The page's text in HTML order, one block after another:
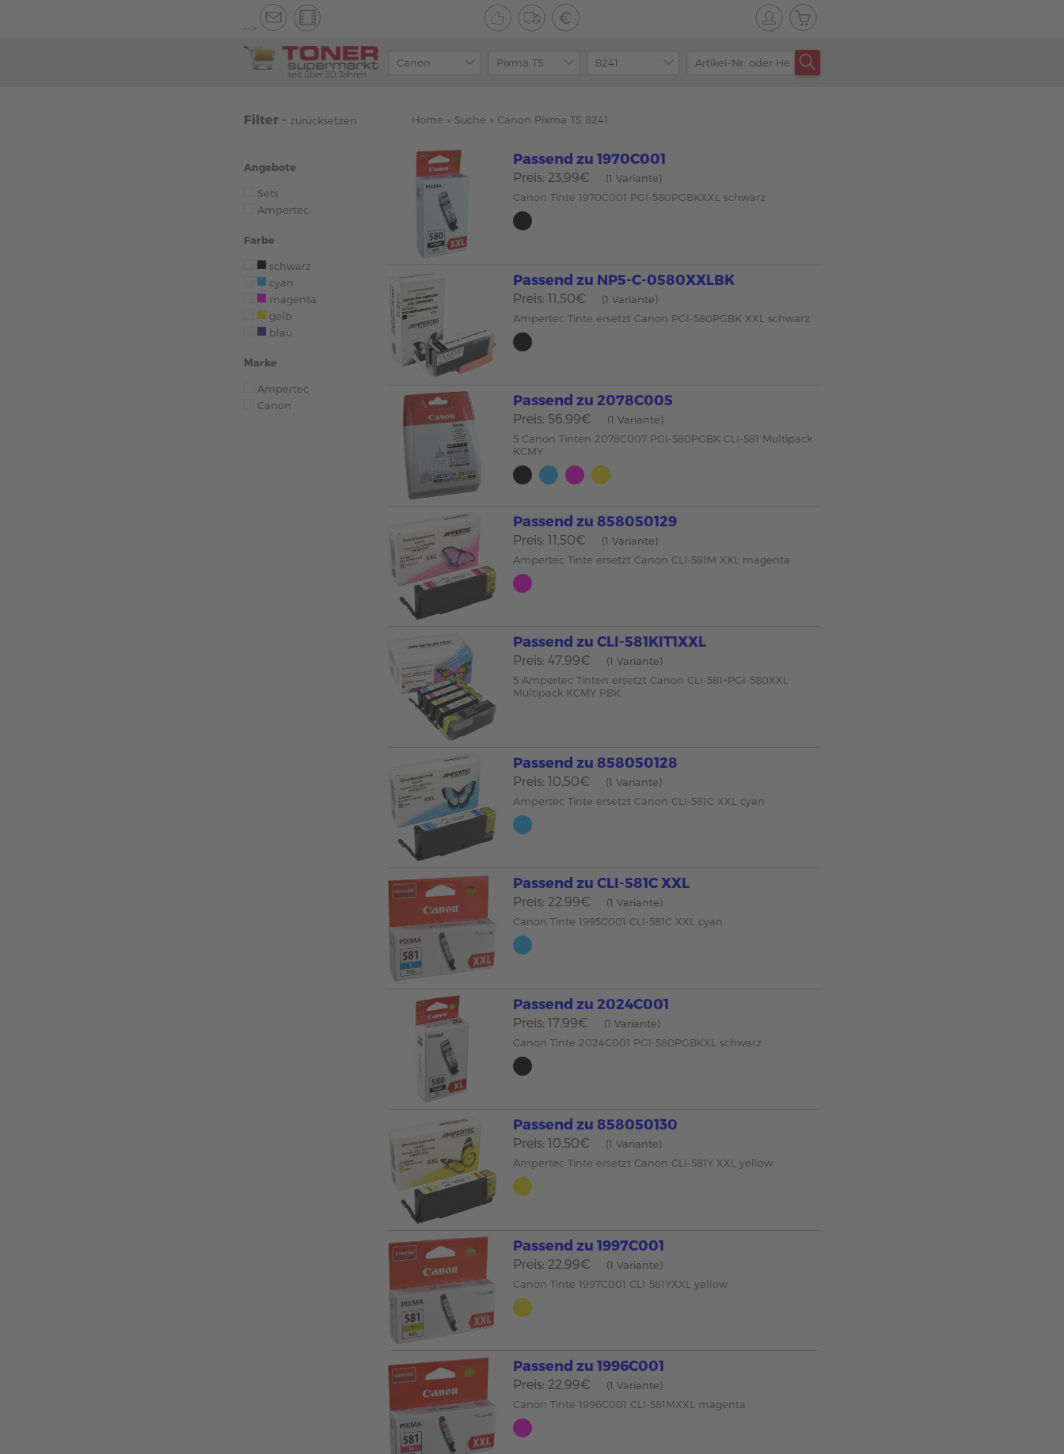
-->
seit über 30 Jahren
Filter - zurücksetzen
Angebote
Sets
Ampertec
Farbe
schwarz
cyan
magenta
gelb
blau
Marke
Ampertec
Canon
Home » Suche » Canon Pixma TS 8241
Passend zu 1970C001
Preis: 23,99€
(1 Variante)
Canon Tinte 1970C001 PGI-580PGBKXXL schwarz
Passend zu NP5-C-0580XXLBK
Preis: 11,50€
(1 Variante)
Ampertec Tinte ersetzt Canon PGI-580PGBK XXL schwarz
Passend zu 2078C005
Preis: 56,99€
(1 Variante)
5 Canon Tinten 2078C007 PGI-580PGBK CLI-581 Multipack
KCMY
Passend zu 858050129
Preis: 11,50€
(1 Variante)
Ampertec Tinte ersetzt Canon CLI-581M XXL magenta
Passend zu CLI-581KIT1XXL
Preis: 47,99€
(1 Variante)
5 Ampertec Tinten ersetzt Canon CLI-581+PGI-580XXL
Multipack KCMY PBK
Passend zu 858050128
Preis: 10,50€
(1 Variante)
Ampertec Tinte ersetzt Canon CLI-581C XXL cyan
Passend zu CLI-581C XXL
Preis: 22,99€
(1 Variante)
Canon Tinte 1995C001 CLI-581C XXL cyan
Passend zu 2024C001
Preis: 17,99€
(1 Variante)
Canon Tinte 2024C001 PGI-580PGBKXL schwarz
Passend zu 858050130
Preis: 10,50€
(1 Variante)
Ampertec Tinte ersetzt Canon CLI-581Y XXL yellow
Passend zu 1997C001
Preis: 22,99€
(1 Variante)
Canon Tinte 1997C001 CLI-581YXXL yellow
Passend zu 1996C001
Preis: 22,99€
(1 Variante)
Canon Tinte 1996C001 CLI-581MXXL magenta